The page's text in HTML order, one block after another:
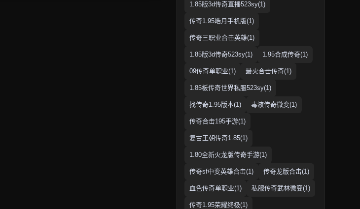
1.85版3d传奇直播523sy(1)
传奇1.95皓月手机版(1)
传奇三职业合击英雄(1)
1.85版3d传奇523sy(1) 1.95合成传奇(1)
09传奇单职业(1) 最火合击传奇(1)
1.85板传奇世界私服523sy(1)
找传奇1.95版本(1) 毒液传奇微变(1)
传奇合击195手游(1)
复古王朝传奇1.85(1)
1.80全新火龙版传奇手游(1)
传奇sf中变英雄合击(1) 传奇龙版合击(1)
血色传奇单职业(1) 私服传奇武林微变(1)
传奇1.95荣耀终极(1)